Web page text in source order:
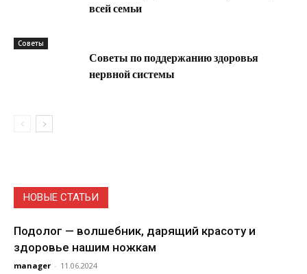
всей семьи
Советы
Советы по поддержанию здоровья
нервной системы
НОВЫЕ СТАТЬИ
Подолог — волшебник, дарящий красоту и
здоровье нашим ножкам
manager - 11.06.2024